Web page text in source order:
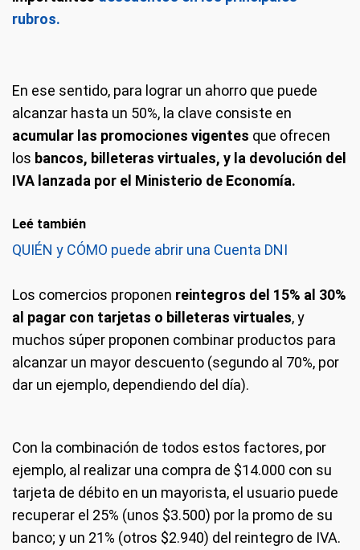
rubros.
En ese sentido, para lograr un ahorro que puede
alcanzar hasta un 50%, la clave consiste en
acumular las promociones vigentes que ofrecen
los bancos, billeteras virtuales, y la devolución del
IVA lanzada por el Ministerio de Economía.
Leé también
QUIÉN y CÓMO puede abrir una Cuenta DNI
Los comercios proponen reintegros del 15% al 30%
al pagar con tarjetas o billeteras virtuales, y
muchos súper proponen combinar productos para
alcanzar un mayor descuento (segundo al 70%, por
dar un ejemplo, dependiendo del día).
Con la combinación de todos estos factores, por
ejemplo, al realizar una compra de $14.000 con su
tarjeta de débito en un mayorista, el usuario puede
recuperar el 25% (unos $3.500) por la promo de su
banco; y un 21% (otros $2.940) del reintegro de IVA.